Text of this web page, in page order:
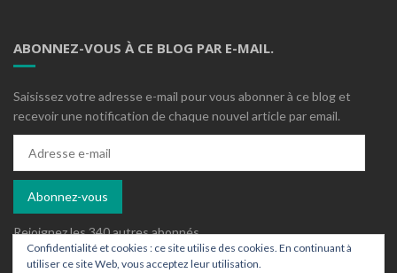
ABONNEZ-VOUS À CE BLOG PAR E-MAIL.
Saisissez votre adresse e-mail pour vous abonner à ce blog et
recevoir une notification de chaque nouvel article par email.
mail
Abonnez-vous
Rejoignez les 340 autres abonnés
Confidentialité et cookies : ce site utilise des cookies. En continuant à
utiliser ce site Web, vous acceptez leur utilisation.